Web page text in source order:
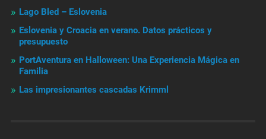
Lago Bled – Eslovenia
Eslovenia y Croacia en verano. Datos prácticos y
presupuesto
PortAventura en Halloween: Una Experiencia Mágica en
Familia
Las impresionantes cascadas Krimml